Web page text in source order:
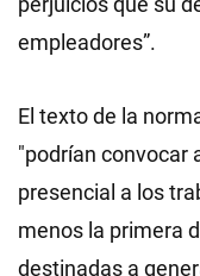
empleadores”.
El texto de la
"podrían convocar
presencial a los
menos la primera
destinadas a